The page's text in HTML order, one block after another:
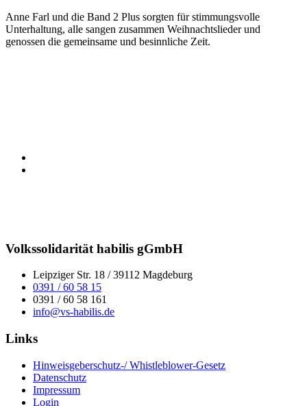
Anne Farl und die Band 2 Plus sorgten für stimmungsvolle
Unterhaltung, alle sangen zusammen Weihnachtslieder und
genossen die gemeinsame und besinnliche Zeit.
Volkssolidarität habilis gGmbH
Leipziger Str. 18 / 39112 Magdeburg
0391 / 60 58 15
0391 / 60 58 161
info@vs-habilis.de
Links
Hinweisgeberschutz-/ Whistleblower-Gesetz
Datenschutz
Impressum
Login